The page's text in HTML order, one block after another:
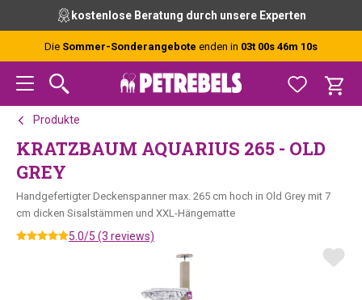
Hauptnavigation
content
kostenlose Beratung durch unsere Experten
Die Sommer-Sonderangebote enden in 03t 00s 46m 10s
Produkte
KRATZBAUM AQUARIUS 265 - OLD
GREY
Handgefertigter Deckenspanner max. 265 cm hoch in Old Grey mit 7
cm dicken Sisalstämmen und XXL-Hängematte
5.0/5 (3 reviews)